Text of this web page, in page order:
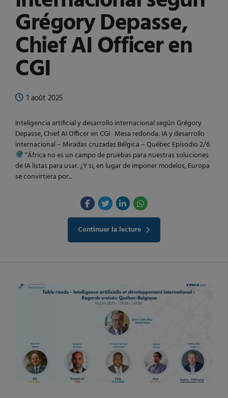
Grégory Depasse,
Chief AI Officer en
CGI
1 août 2025
Inteligencia artificial y desarrollo internacional según Grégory
Depasse, Chief AI Officer en CGI Mesa redonda: IA y desarrollo
internacional – Miradas cruzadas Bélgica – Québec Episodio 2/6
“África no es un campo de pruebas para nuestras soluciones
de IA listas para usar. ¿Y si, en lugar de imponer modelos, Europa
se convirtiera por...
Continuer la lecture